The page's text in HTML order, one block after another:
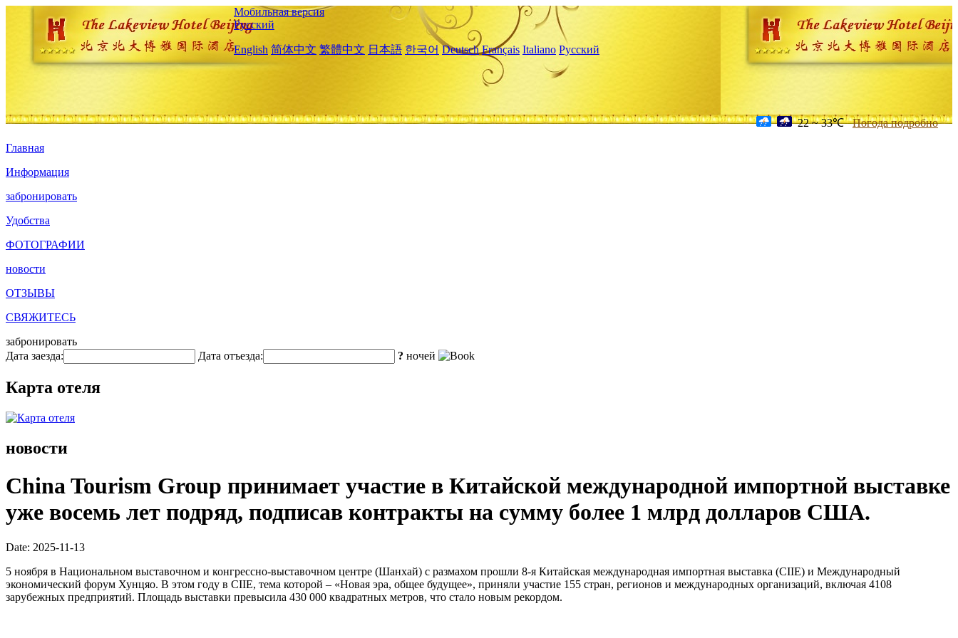
Мобильная версия
Русский
English 简体中文 繁體中文 日本語 한국어 Deutsch Français Italiano Русский
22 ~ 33℃ Погода подробно
Главная
Информация
забронировать
Удобства
ФОТОГРАФИИ
новости
ОТЗЫВЫ
СВЯЖИТЕСЬ
забронировать
Дата заезда:
Дата отъезда: ? ночей
Карта отеля
новости
China Tourism Group принимает участие в Китайской международной импортной выставке
уже восемь лет подряд, подписав контракты на сумму более 1 млрд долларов США.
Date: 2025-11-13
5 ноября в Национальном выставочном и конгрессно-выставочном центре (Шанхай) с размахом прошли 8-я Китайская международная импортная выставка (CIIE) и Международный
экономический форум Хунцяо. В этом году в CIIE, тема которой – «Новая эра, общее будущее», приняли участие 155 стран, регионов и международных организаций, включая 4108
зарубежных предприятий. Площадь выставки превысила 430 000 квадратных метров, что стало новым рекордом.